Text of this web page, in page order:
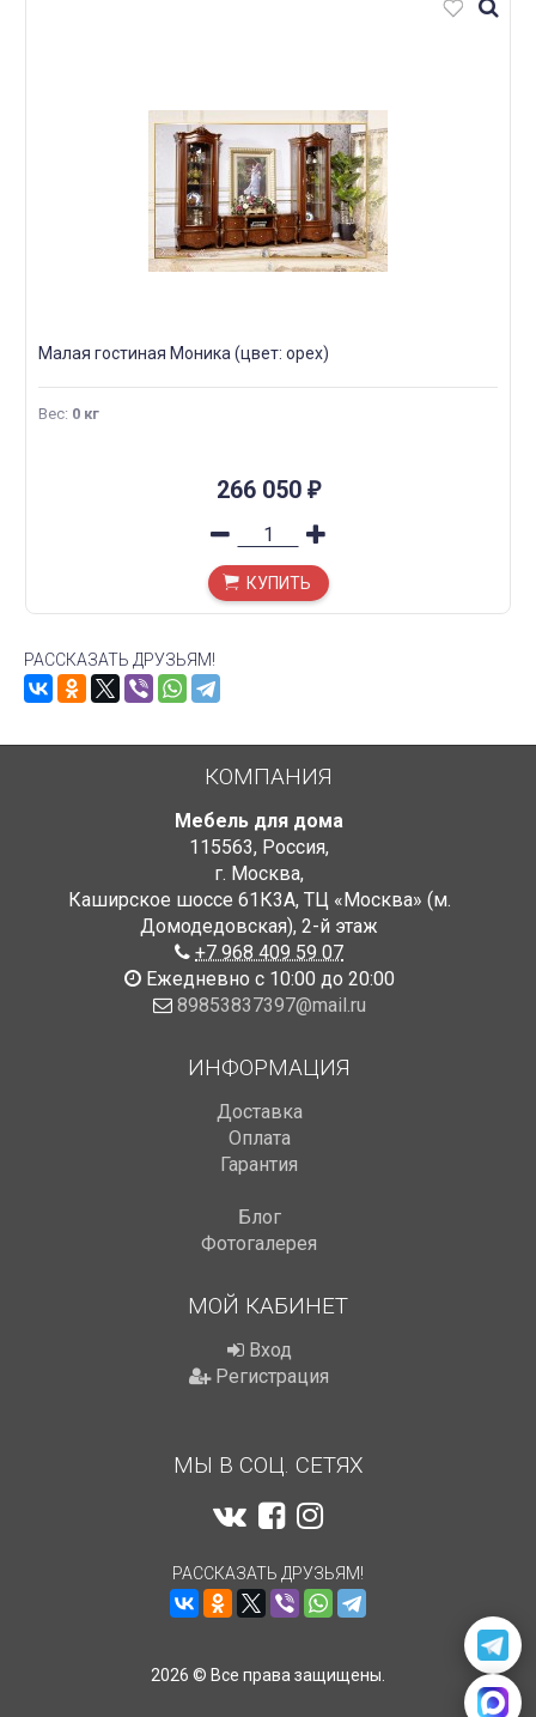
Малая гостиная Моника (цвет: орех)
Вес: 0 кг
266 050 ₽
КУПИТЬ
РАССКАЗАТЬ ДРУЗЬЯМ!
КОМПАНИЯ
Мебель для дома
115563, Россия,
г. Москва,
Каширское шоссе 61К3А, ТЦ «Москва» (м.
Домодедовская), 2-й этаж
+7 968 409 59 07
Ежедневно с 10:00 до 20:00
89853837397@mail.ru
ИНФОРМАЦИЯ
Доставка
Оплата
Гарантия
Блог
Фотогалерея
МОЙ КАБИНЕТ
Вход
Регистрация
МЫ В СОЦ. СЕТЯХ
РАССКАЗАТЬ ДРУЗЬЯМ!
2026 © Все права защищены.